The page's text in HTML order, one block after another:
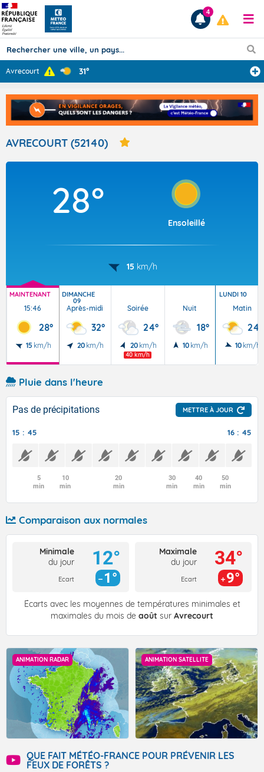
Prévisions
TOUS LES RÉSULTATS
Articles
4
Avrecourt 31°
AVRECOURT (52140)
28°
Ensoleillé
15 km/h
MAINTENANT
15:46
28°
15 km/h
DIMANCHE
09
Après-midi
32°
20 km/h
Soirée
24°
20 km/h
40 km/h
Nuit
18°
10 km/h
LUNDI 10
Matin
24°
10 km/h
Pluie dans l'heure
Pas de précipitations METTRE À JOUR
15 : 45 16 : 45
5
min
10
min
20
min
30
min
40
min
50
min
Comparaison aux normales
Minimale
du jour
Ecart
12°
1°
Maximale
du jour
Ecart
34°
9°
Écarts avec les moyennes de températures minimales et
maximales du mois de août sur Avrecourt
ANIMATION RADAR ANIMATION SATELLITE
QUE FAIT MÉTÉO-FRANCE POUR PRÉVENIR LES
FEUX DE FORÊTS ?